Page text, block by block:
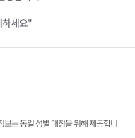
하세요"
는 동일 성별 매칭을 위해 제공합니